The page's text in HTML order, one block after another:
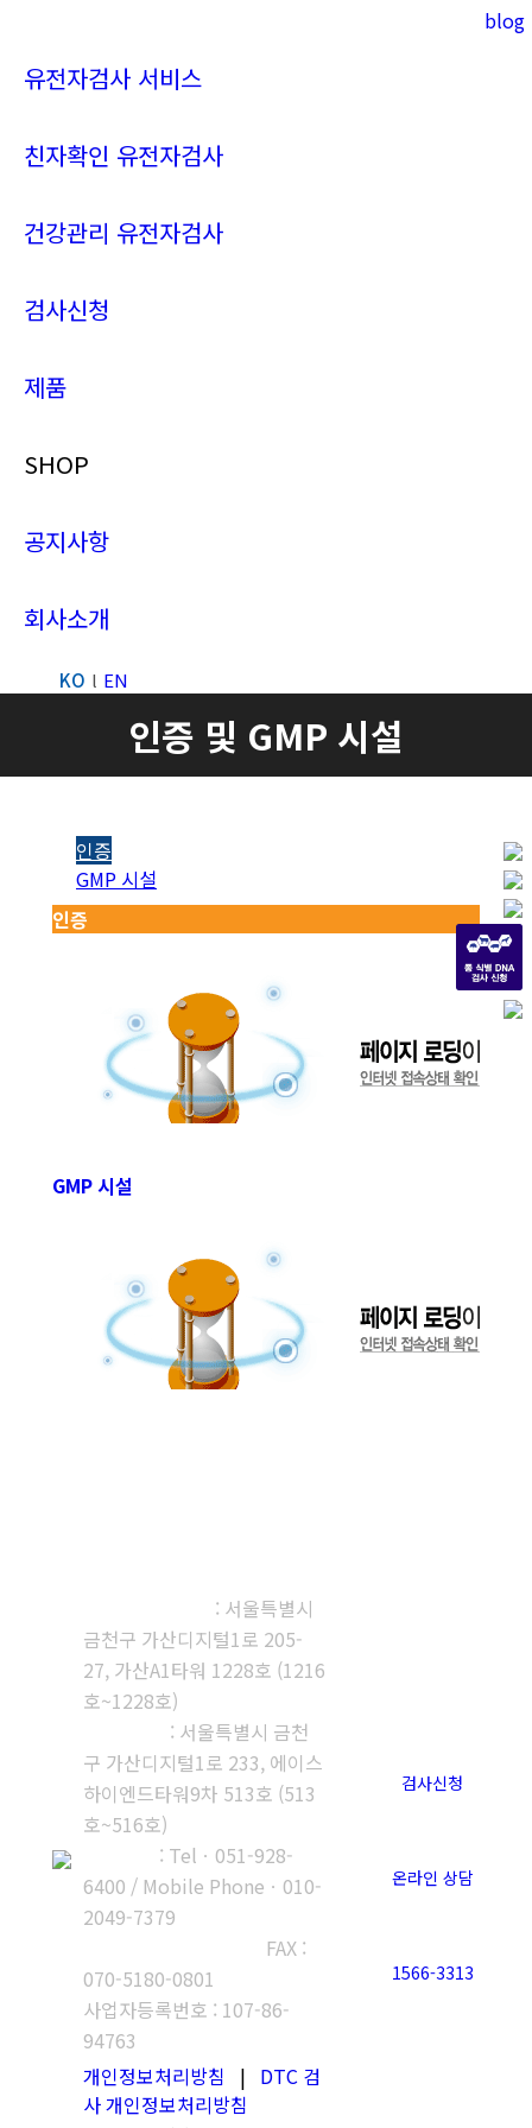
Instagram
YouTube
blog
유전자검사 서비스
친자확인 유전자검사
건강관리 유전자검사
검사신청
제품
SHOP
공지사항
회사소개
Search:
KO EN
인증 및 GMP 시설
인증
GMP 시설
인증
GMP 시설
: 서울특별시
금천구 가산디지털1로 205-
27, 가산A1타워 1228호 (1216
호~1228호)
: 서울특별시 금천
구 가산디지털1로 233, 에이스
하이엔드타워9차 513호 (513
호~516호)
: Telㆍ051-928-
6400 / Mobile Phoneㆍ010-
2049-7379
FAX :
070-5180-0801
사업자등록번호 : 107-86-
94763
개인정보처리방침 | DTC 검
사 개인정보처리방침
검사신청
온라인 상담
1566-3313